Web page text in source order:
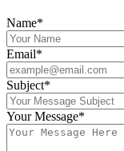
Name*
Email*
Subject*
Your Message*